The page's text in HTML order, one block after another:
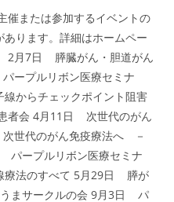
催または参加するイベントの
ります。詳細はホームペー
2月7日 膵臓がん・胆道がん
ープルリボン医療セミナ
からチェックポイント阻害
者会 4月11日 次世代のがん
次世代のがん免疫療法へ －
パープルリボン医療セミナ
療法のすべて 5月29日 膵が
まサークルの会 9月3日 パ